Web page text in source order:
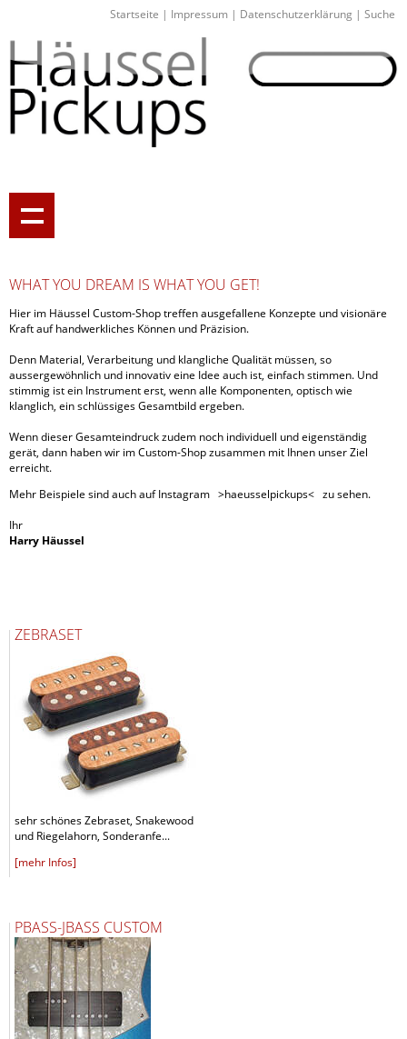
Startseite | Impressum | Datenschutzerklärung | Suche
WHAT YOU DREAM IS WHAT YOU GET!
Hier im Häussel Custom-Shop treffen ausgefallene Konzepte und visionäre
Kraft auf handwerkliches Können und Präzision.
Denn Material, Verarbeitung und klangliche Qualität müssen, so
aussergewöhnlich und innovativ eine Idee auch ist, einfach stimmen. Und
stimmig ist ein Instrument erst, wenn alle Komponenten, optisch wie
klanglich, ein schlüssiges Gesamtbild ergeben.
Wenn dieser Gesamteindruck zudem noch individuell und eigenständig
gerät, dann haben wir im Custom-Shop zusammen mit Ihnen unser Ziel
erreicht.
Mehr Beispiele sind auch auf Instagram >haeusselpickups< zu sehen.
Ihr
Harry Häussel
ZEBRASET
sehr schönes Zebraset, Snakewood
und Riegelahorn, Sonderanfe...
[mehr Infos]
PBASS-JBASS CUSTOM